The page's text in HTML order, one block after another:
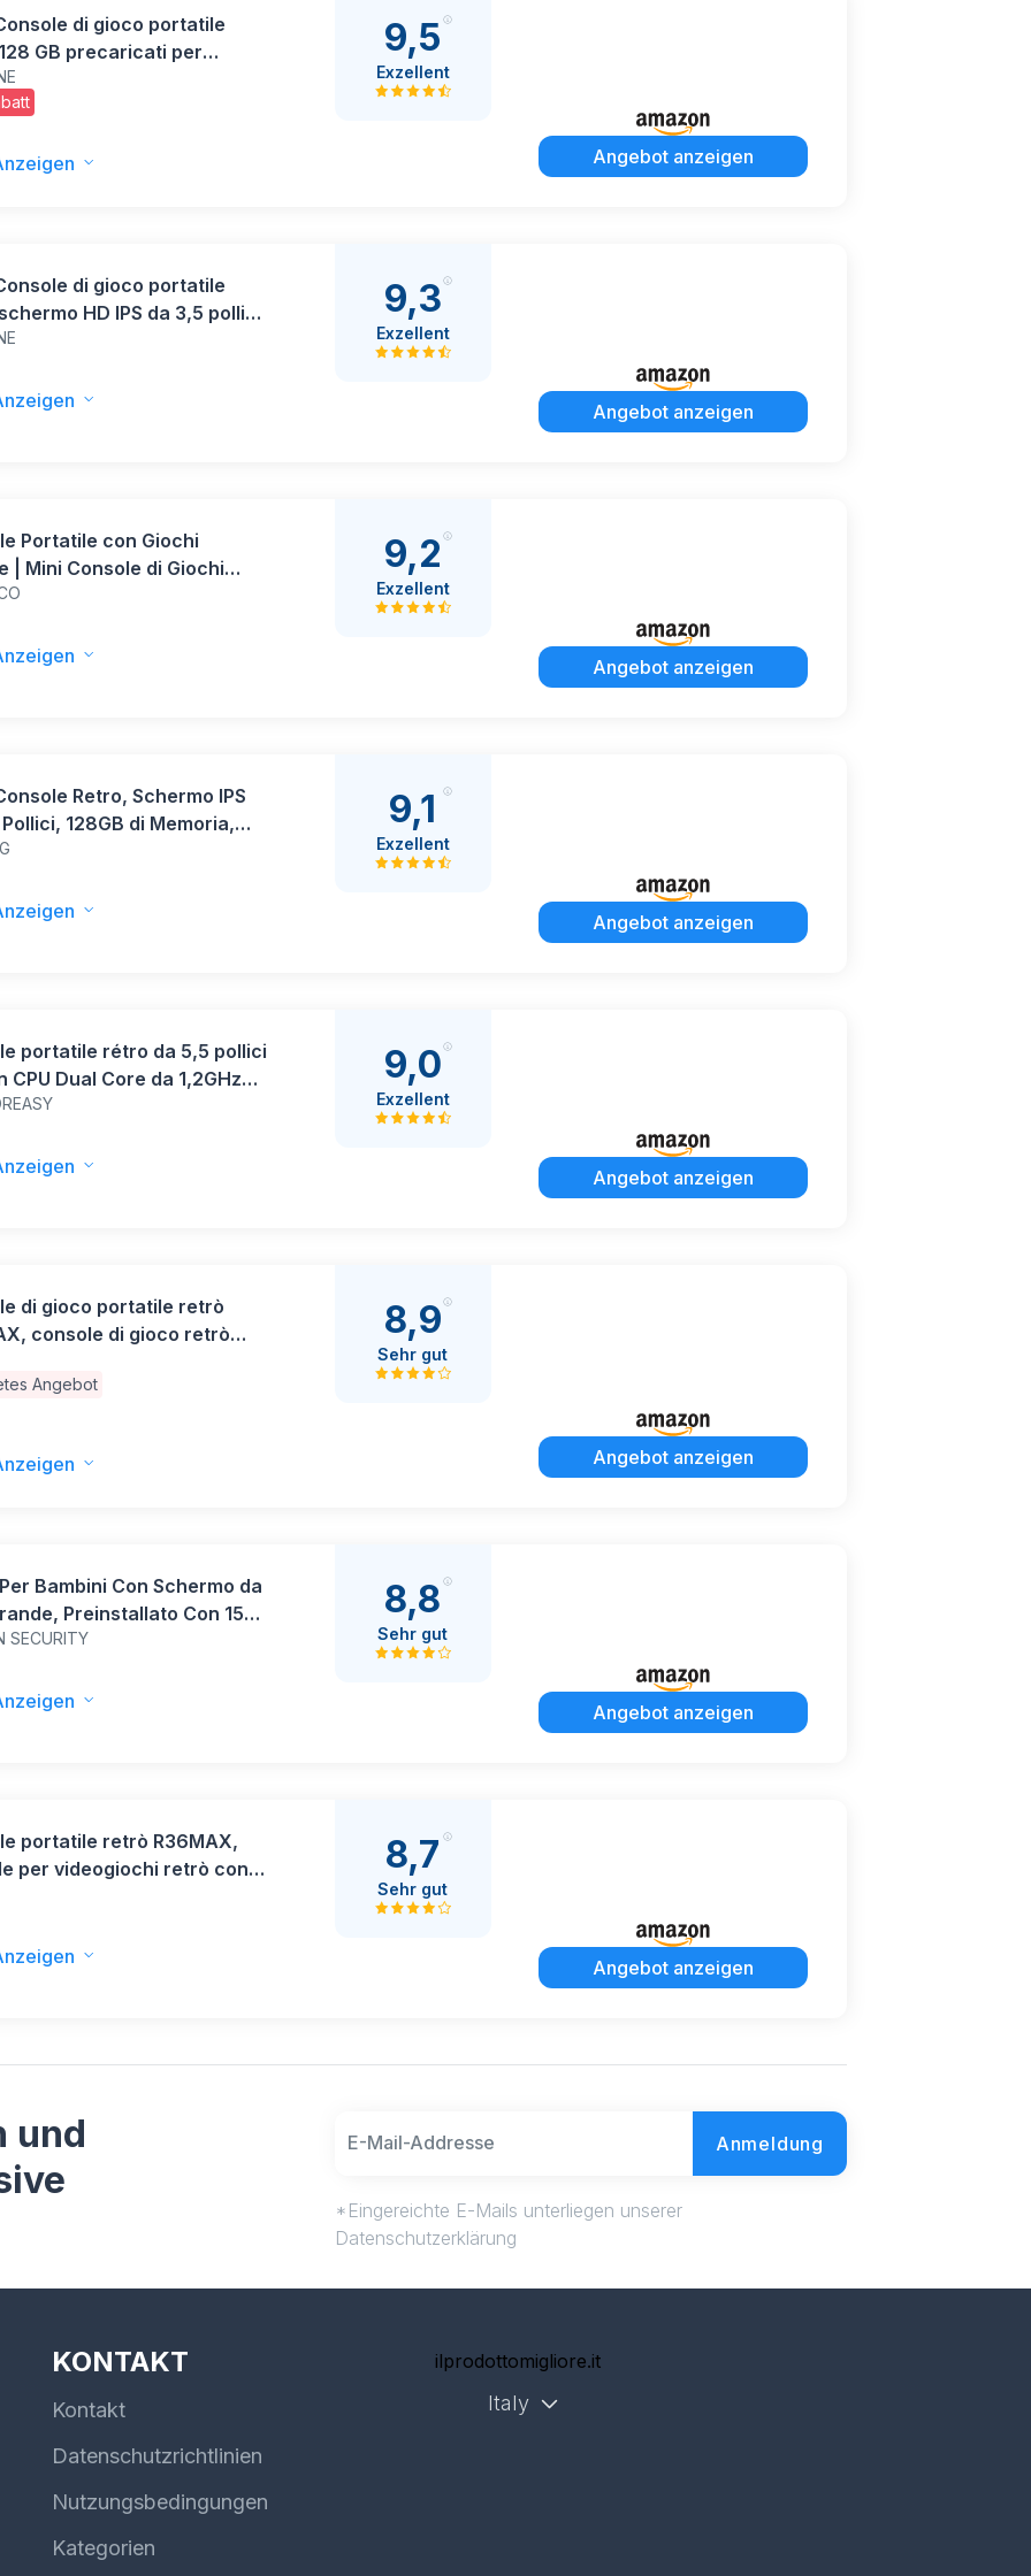
di gioco portatile
GB precaricati per
supporta oltre 30
console emulatore di
HD IPS da 3.5 pollici
9,5
Exzellent
Angebot anzeigen
di gioco portatile
HD IPS da 3,5 pollici,
archiviazione 128 GB,
9,3
Exzellent
Angebot anzeigen
Portatile con Giochi
| Mini Console di Giochi
400 giochi in 1 | Portatile
Retrò Game per
9,2
Exzellent
Angebot anzeigen
Retro, Schermo IPS
128GB di Memoria,
Giochi Preinstallati, Console
Multi-Emulatore, Viola
9,1
Exzellent
Angebot anzeigen
portatile rétro da 5,5 pollici
CPU Dual Core da 1,2GHz
14+ emulatori 20000+
9,0
Exzellent
Angebot anzeigen
Angebot
di gioco portatile retrò
console di gioco retrò
di memoria, schermo IPS
4 pollici, batteria da 4000
8,9
Sehr gut
Angebot anzeigen
SECURITY
Bambini Con Schermo da
Preinstallato Con 156
Classici Retrò, Console
Elettronico Arcade Mini per
8,8
Sehr gut
Angebot anzeigen
portatile retrò R36MAX,
per videogiochi retrò con
memoria, schermo IPS HD
emulatori principali, colore
8,7
Sehr gut
Angebot anzeigen
und
Anmeldung
*Eingereichte E-Mails unterliegen unserer
Datenschutzerklärung
KONTAKT
Kontakt
Datenschutzrichtlinien
Nutzungsbedingungen
Kategorien
ilprodottomigliore.it
Italy